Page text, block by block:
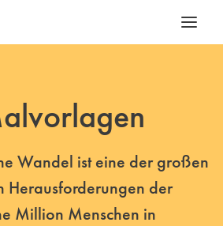
Wandel ist eine der großen
Herausforderungen der
Million Menschen in